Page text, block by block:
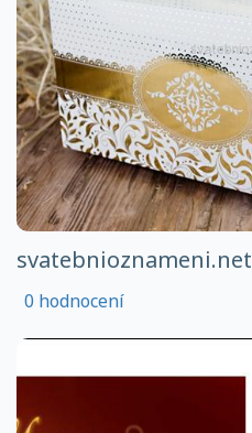
svatebnioznameni.net
0 hodnocení